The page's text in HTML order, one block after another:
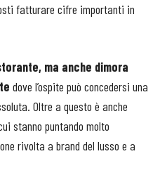
fatturare cifre importanti in
ma anche dimora
dove l’ospite può concedersi una
Oltre a questo è anche
stanno puntando molto
rivolta a brand del lusso e a